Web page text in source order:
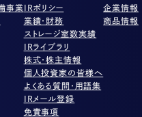
事業IRポリシー
業績・財務
ストレージ室数実績
IRライブラリ
株式・株主情報
個人投資家の皆様へ
よくある質問・用語集
IRメール登録
免責事項
企業情報
商品情報